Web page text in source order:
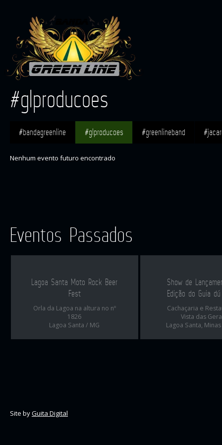
#glproducoes
#bandagreenline #glproducoes #greenlineband
Nenhum evento futuro encontrado
Eventos Passados
Lagoa Santa Moto Rock Beer
Fest
Orla da Lagoa na altura no nº
1826
Lagoa Santa / MG
Show de
Edição do Guia
Cachaçaria e
Vista das
Lagoa Santa,
Site byGuita Digital